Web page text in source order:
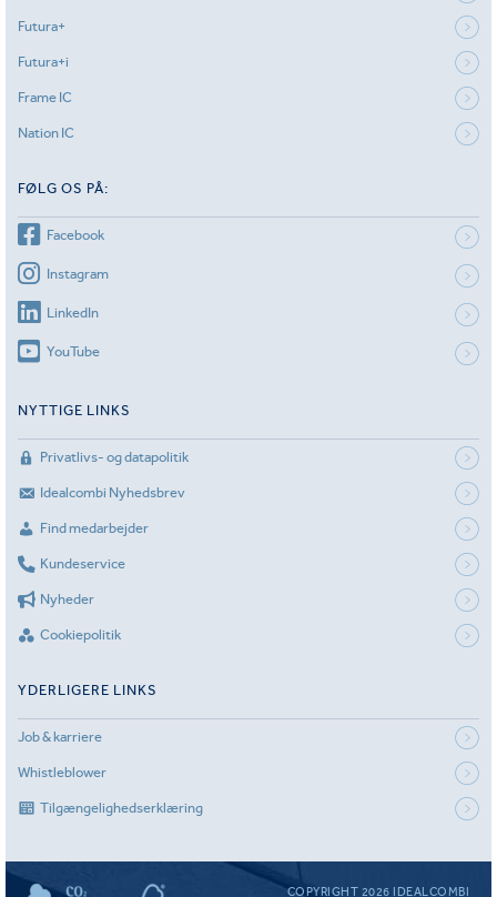
Futura+
Futura+i
Frame IC
Nation IC
FØLG OS PÅ:
Facebook
Instagram
LinkedIn
YouTube
NYTTIGE LINKS
Privatlivs- og datapolitik
Idealcombi Nyhedsbrev
Find medarbejder
Kundeservice
Nyheder
Cookiepolitik
YDERLIGERE LINKS
Job & karriere
Whistleblower
Tilgængelighedserklæring
COPYRIGHT 2026 IDEALCOMBI